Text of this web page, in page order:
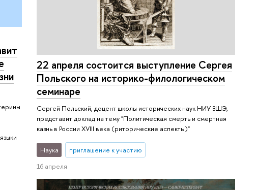
22 апреля состоится выступление Сергея
Польского на историко-филологическом
семинаре
Сергей Польский, доцент школы исторических наук НИУ ВШЭ,
представит доклад на тему "Политическая смерть и смертная
казнь в России XVIII века (риторические аспекты)"
Наука
приглашение к участию
16 апреля